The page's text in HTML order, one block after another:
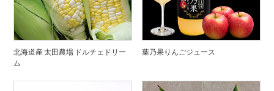
北海道産 太田農場 ドルチェドリー
ム
葉乃果りんごジュース